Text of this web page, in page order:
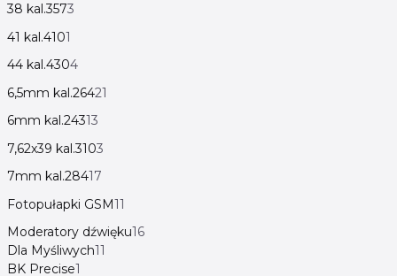
38 kal.3573
41 kal.4101
44 kal.4304
6,5mm kal.26421
6mm kal.24313
7,62x39 kal.3103
7mm kal.28417
Fotopułapki GSM11
Moderatory dźwięku16
Dla Myśliwych11
BK Precise1